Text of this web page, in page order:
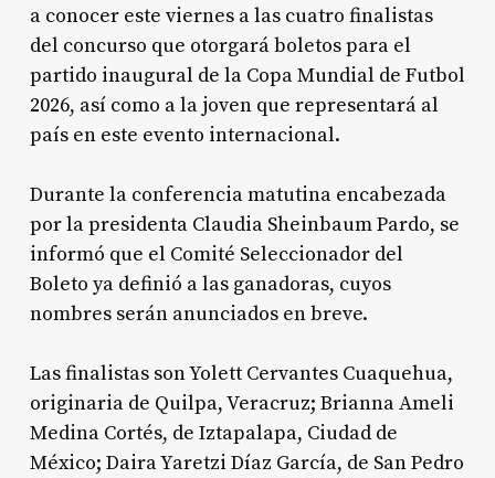
a conocer este viernes a las cuatro finalistas
del concurso que otorgará boletos para el
partido inaugural de la Copa Mundial de Futbol
2026, así como a la joven que representará al
país en este evento internacional.
Durante la conferencia matutina encabezada
por la presidenta Claudia Sheinbaum Pardo, se
informó que el Comité Seleccionador del
Boleto ya definió a las ganadoras, cuyos
nombres serán anunciados en breve.
Las finalistas son Yolett Cervantes Cuaquehua,
originaria de Quilpa, Veracruz; Brianna Ameli
Medina Cortés, de Iztapalapa, Ciudad de
México; Daira Yaretzi Díaz García, de San Pedro